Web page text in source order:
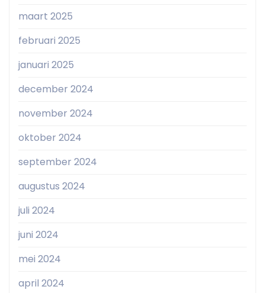
maart 2025
februari 2025
januari 2025
december 2024
november 2024
oktober 2024
september 2024
augustus 2024
juli 2024
juni 2024
mei 2024
april 2024